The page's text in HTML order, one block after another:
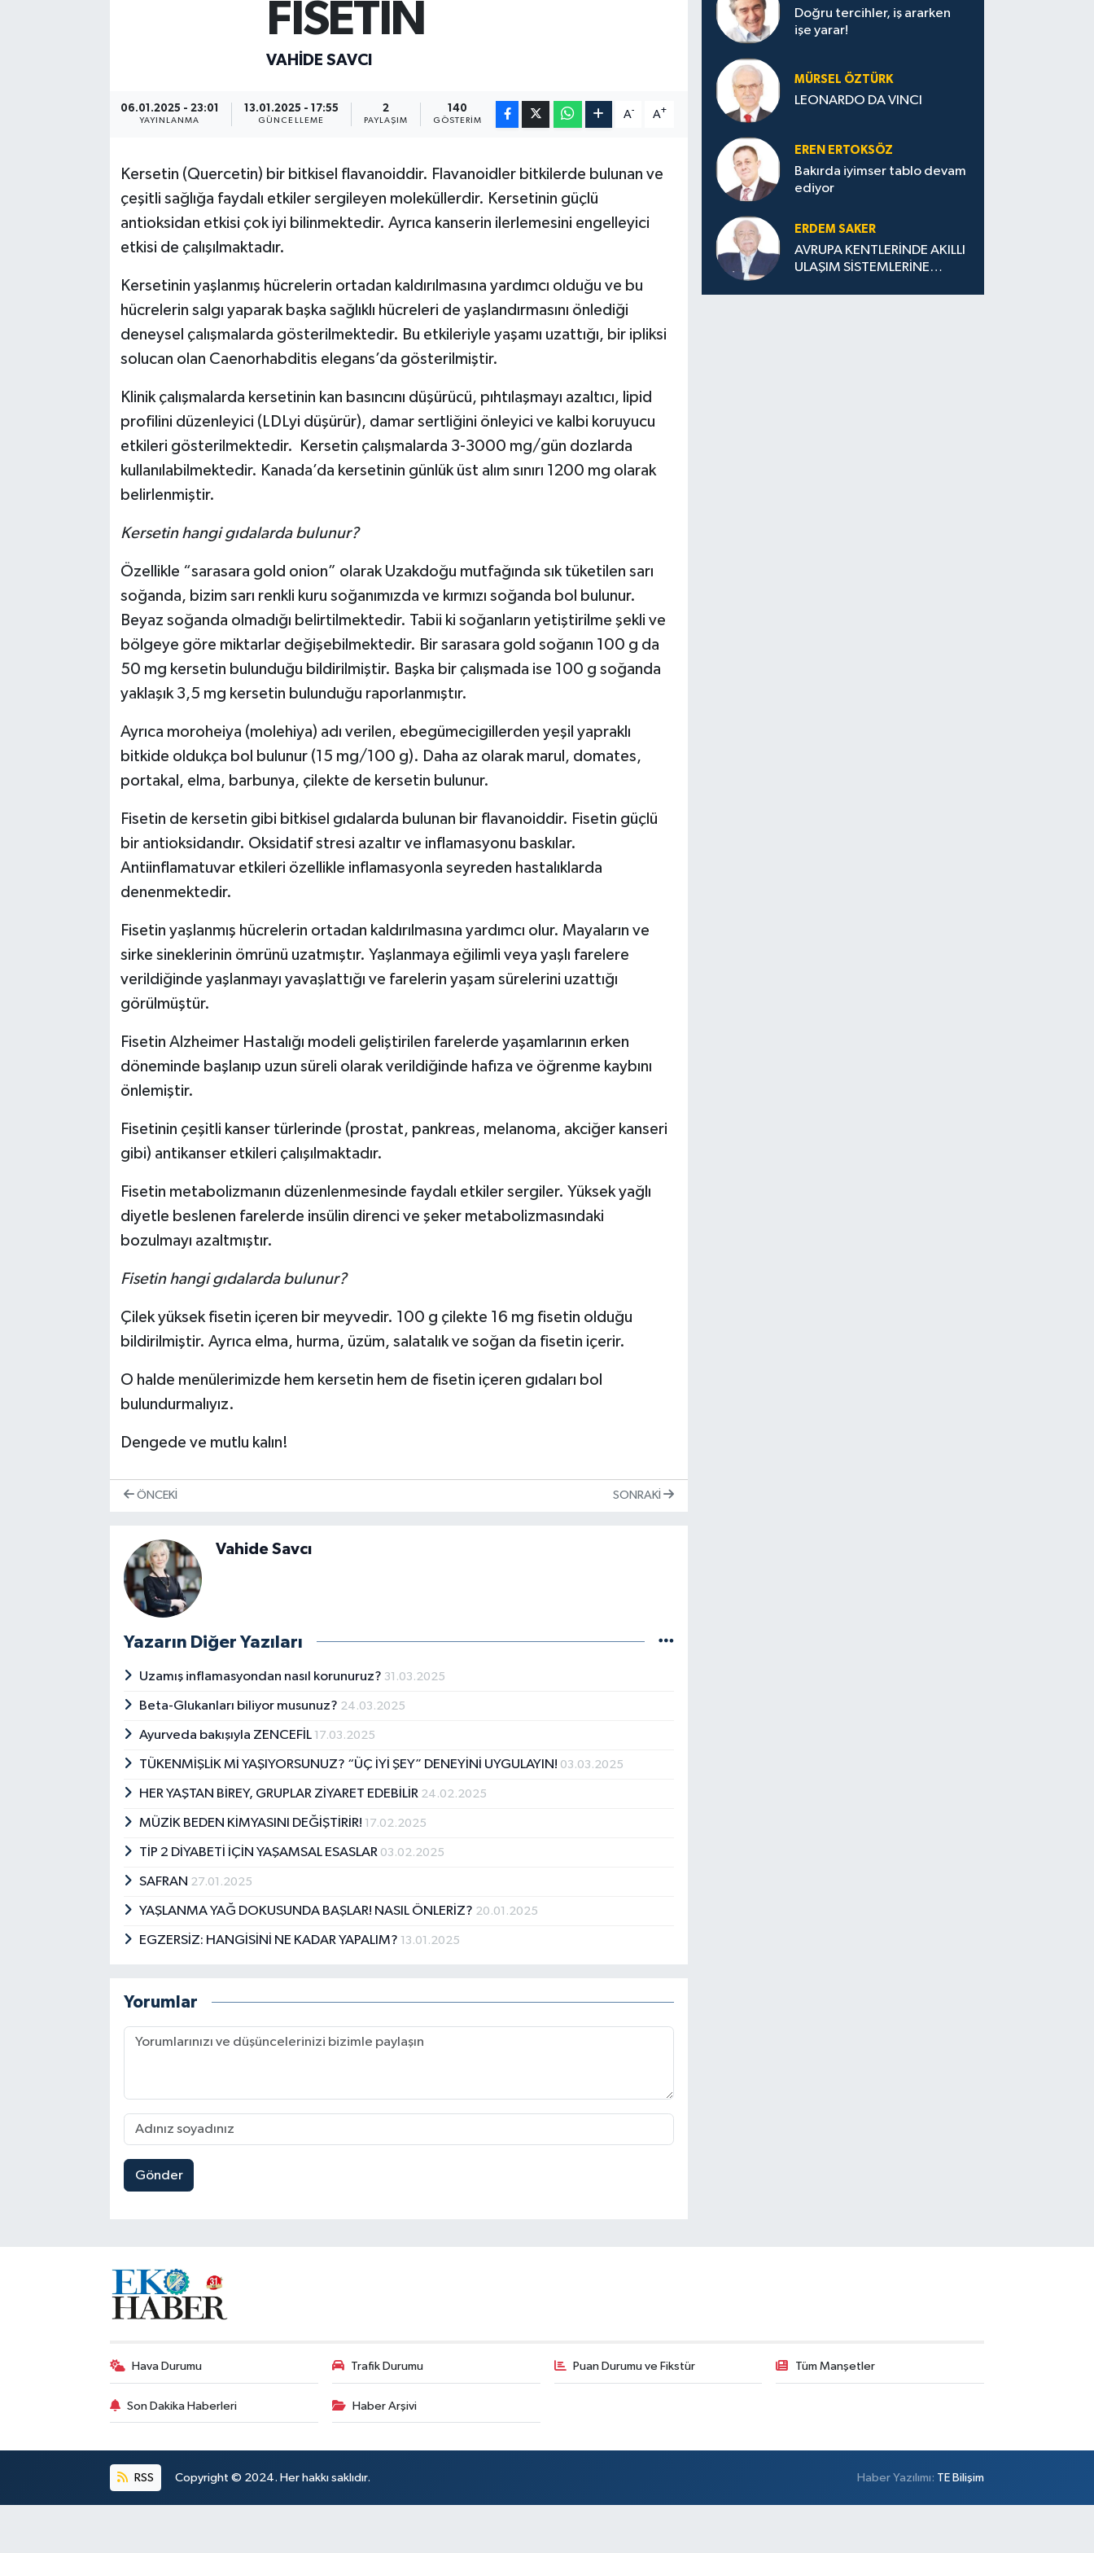
FİSETİN
VAHIDE SAVCI
06.01.2025 - 23:01
YAYINLANMA
13.01.2025 - 17:55
GÜNCELLEME
2
PAYLAŞIM
140
GÖSTERIM
A- A+
Kersetin (Quercetin) bir bitkisel flavanoiddir. Flavanoidler bitkilerde bulunan ve
çeşitli sağlığa faydalı etkiler sergileyen moleküllerdir. Kersetinin güçlü
antioksidan etkisi çok iyi bilinmektedir. Ayrıca kanserin ilerlemesini engelleyici
etkisi de çalışılmaktadır.
Kersetinin yaşlanmış hücrelerin ortadan kaldırılmasına yardımcı olduğu ve bu
hücrelerin salgı yaparak başka sağlıklı hücreleri de yaşlandırmasını önlediği
deneysel çalışmalarda gösterilmektedir. Bu etkileriyle yaşamı uzattığı, bir ipliksi
solucan olan Caenorhabditis elegans’da gösterilmiştir.
Klinik çalışmalarda kersetinin kan basıncını düşürücü, pıhtılaşmayı azaltıcı, lipid
profilini düzenleyici (LDLyi düşürür), damar sertliğini önleyici ve kalbi koruyucu
etkileri gösterilmektedir. Kersetin çalışmalarda 3-3000 mg/gün dozlarda
kullanılabilmektedir. Kanada’da kersetinin günlük üst alım sınırı 1200 mg olarak
belirlenmiştir.
Kersetin hangi gıdalarda bulunur?
Özellikle “sarasara gold onion” olarak Uzakdoğu mutfağında sık tüketilen sarı
soğanda, bizim sarı renkli kuru soğanımızda ve kırmızı soğanda bol bulunur.
Beyaz soğanda olmadığı belirtilmektedir. Tabii ki soğanların yetiştirilme şekli ve
bölgeye göre miktarlar değişebilmektedir. Bir sarasara gold soğanın 100 g da
50 mg kersetin bulunduğu bildirilmiştir. Başka bir çalışmada ise 100 g soğanda
yaklaşık 3,5 mg kersetin bulunduğu raporlanmıştır.
Ayrıca moroheiya (molehiya) adı verilen, ebegümecigillerden yeşil yapraklı
bitkide oldukça bol bulunur (15 mg/100 g). Daha az olarak marul, domates,
portakal, elma, barbunya, çilekte de kersetin bulunur.
Fisetin de kersetin gibi bitkisel gıdalarda bulunan bir flavanoiddir. Fisetin güçlü
bir antioksidandır. Oksidatif stresi azaltır ve inflamasyonu baskılar.
Antiinflamatuvar etkileri özellikle inflamasyonla seyreden hastalıklarda
denenmektedir.
Fisetin yaşlanmış hücrelerin ortadan kaldırılmasına yardımcı olur. Mayaların ve
sirke sineklerinin ömrünü uzatmıştır. Yaşlanmaya eğilimli veya yaşlı farelere
verildiğinde yaşlanmayı yavaşlattığı ve farelerin yaşam sürelerini uzattığı
görülmüştür.
Fisetin Alzheimer Hastalığı modeli geliştirilen farelerde yaşamlarının erken
döneminde başlanıp uzun süreli olarak verildiğinde hafıza ve öğrenme kaybını
önlemiştir.
Fisetinin çeşitli kanser türlerinde (prostat, pankreas, melanoma, akciğer kanseri
gibi) antikanser etkileri çalışılmaktadır.
Fisetin metabolizmanın düzenlenmesinde faydalı etkiler sergiler. Yüksek yağlı
diyetle beslenen farelerde insülin direnci ve şeker metabolizmasındaki
bozulmayı azaltmıştır.
Fisetin hangi gıdalarda bulunur?
Çilek yüksek fisetin içeren bir meyvedir. 100 g çilekte 16 mg fisetin olduğu
bildirilmiştir. Ayrıca elma, hurma, üzüm, salatalık ve soğan da fisetin içerir.
O halde menülerimizde hem kersetin hem de fisetin içeren gıdaları bol
bulundurmalıyız.
Dengede ve mutlu kalın!
ÖNCEKI SONRAKI
Vahide Savcı
Yazarın Diğer Yazıları
Uzamış inflamasyondan nasıl korunuruz? 31.03.2025
Beta-Glukanları biliyor musunuz? 24.03.2025
Ayurveda bakışıyla ZENCEFİL 17.03.2025
TÜKENMİŞLİK Mİ YAŞIYORSUNUZ? “ÜÇ İYİ ŞEY” DENEYİNİ UYGULAYIN! 03.03.2025
HER YAŞTAN BİREY, GRUPLAR ZİYARET EDEBİLİR 24.02.2025
MÜZİK BEDEN KİMYASINI DEĞİŞTİRİR! 17.02.2025
TİP 2 DİYABETİ İÇİN YAŞAMSAL ESASLAR 03.02.2025
SAFRAN 27.01.2025
YAŞLANMA YAĞ DOKUSUNDA BAŞLAR! NASIL ÖNLERİZ? 20.01.2025
EGZERSİZ: HANGİSİNİ NE KADAR YAPALIM? 13.01.2025
Yorumlar
Gönder
Doğru tercihler, iş ararken
işe yarar!
MÜRSEL ÖZTÜRK
LEONARDO DA VINCI
EREN ERTOKSÖZ
Bakırda iyimser tablo devam
ediyor
ERDEM SAKER
AVRUPA KENTLERİNDE AKILLI
ULAŞIM SİSTEMLERİNE
Hava Durumu Trafik Durumu Puan Durumu ve Fikstür Tüm Manşetler
Son Dakika Haberleri Haber Arşivi
RSS Copyright © 2024. Her hakkı saklıdır. Haber Yazılımı: TE Bilişim